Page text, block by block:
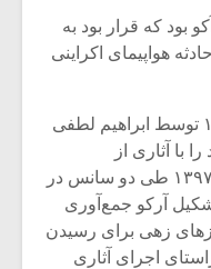
بود که قرار بود به
هواپیمای اکراینی
ارکستر زهی آرکو در تابستان ۱۳۹۷ توسط ابراهیم لطفی
با آثاری از
آهنگسازان دوره باروک در دی‌ماه ۱۳۹۷ طی دو سانس در
آرکو جمع‌آوری
زهی برای رسیدن
اجرای آثاری
موریس ژار
موسیقی
موسیقی
برگزار